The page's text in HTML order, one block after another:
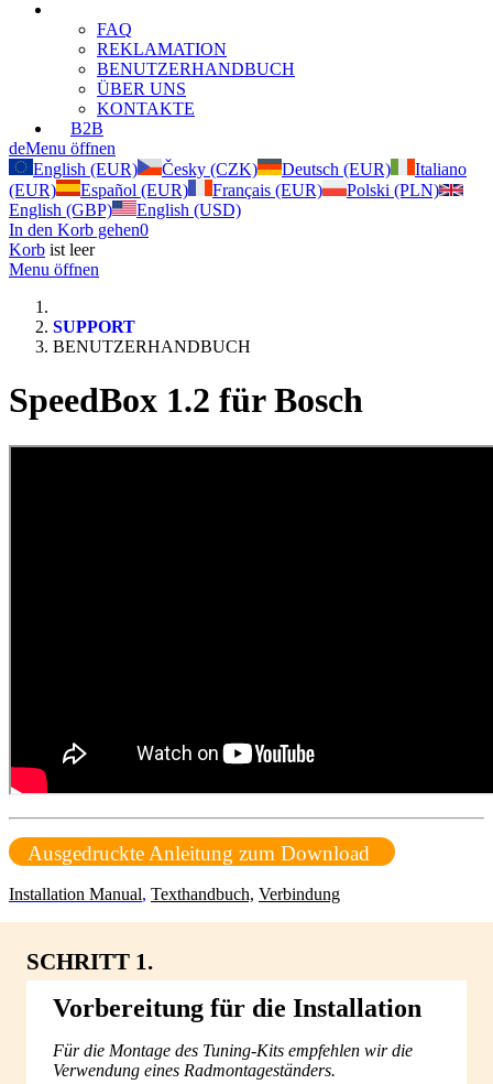
FAQ
REKLAMATION
BENUTZERHANDBUCH
ÜBER UNS
KONTAKTE
B2B
deMenu öffnen
English (EUR)
Česky (CZK) Deutsch (EUR)
Italiano
(EUR)
Español (EUR) Français (EUR)
Polski (PLN)
English (GBP)
English (USD)
In den Korb gehen0
Korb ist leer
Menu öffnen
SUPPORT
BENUTZERHANDBUCH
SpeedBox 1.2 für Bosch
Ausgedruckte Anleitung zum Download
Installation Manual, Texthandbuch, Verbindung
SCHRITT 1.
Vorbereitung für die Installation
Für die Montage des Tuning-Kits empfehlen wir die
Verwendung eines Radmontageständers.